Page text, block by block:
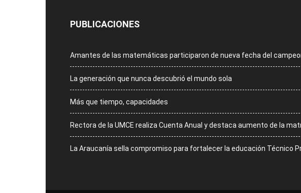
PUBLICACIONES
Amantes de las matemáticas participaron de nueva fecha del
La generación que nunca descubrió el mundo sola
Más que tiempo, capacidades
Rectora de la UMCE realiza Cuenta Anual y destaca aumento de la
La Araucanía sella compromiso para fortalecer la educación Técnico